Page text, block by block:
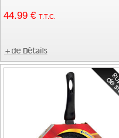
44.99 € T.T.C.